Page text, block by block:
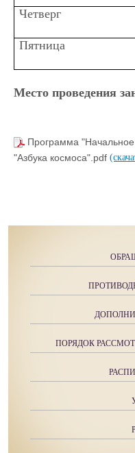
Четверг
Пятница
Место проведения
Программа
"Азбука космоса".pdf
ПОРЯДОК